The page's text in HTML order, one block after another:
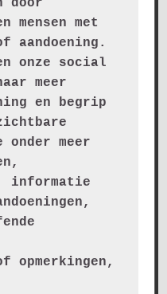
door
mensen met
aandoening.
onze social
meer
en begrip
onder meer
informatie
opmerkingen,